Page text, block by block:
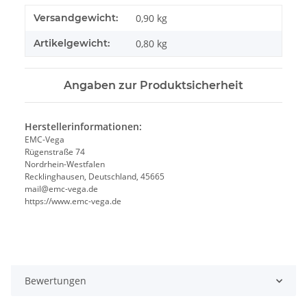
Versandgewicht: 0,90 kg
Artikelgewicht: 0,80 kg
Angaben zur Produktsicherheit
Herstellerinformationen:
EMC-Vega
Rügenstraße 74
Nordrhein-Westfalen
Recklinghausen, Deutschland, 45665
mail@emc-vega.de
https://www.emc-vega.de
Bewertungen